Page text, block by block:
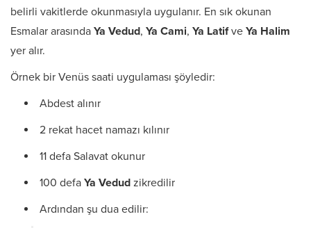
belirli vakitlerde okunmasıyla uygulanır. En sık okunan
Esmalar arasında Ya Vedud, Ya Cami, Ya Latifve Ya Halim
yer alır.
Örnek bir Venüs saati uygulaması şöyledir:
Abdest alınır
2 rekat hacet namazı kılınır
11 defa Salavat okunur
100 defa Ya Vedud zikredilir
Ardından şu dua edilir: